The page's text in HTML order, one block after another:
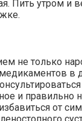
Пить утром и
не только
в
и правильно
от